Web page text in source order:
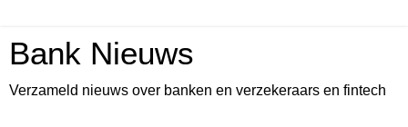
Bank Nieuws
Verzameld nieuws over banken en verzekeraars en fintech